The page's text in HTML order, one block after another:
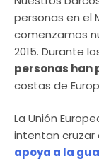
personas en el
comenzamos
2015. Durante
personas han
costas de
La Unión
intentan cruzar
apoya a la